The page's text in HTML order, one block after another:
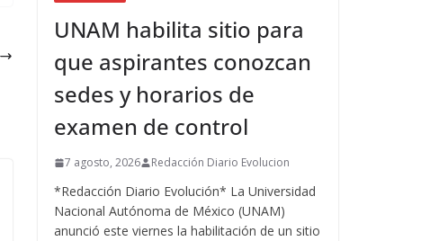
UNAM habilita sitio para
que aspirantes conozcan
sedes y horarios de
examen de control
7 agosto, 2026 Redacción Diario Evolucion
*Redacción Diario Evolución* La Universidad
Nacional Autónoma de México (UNAM)
anunció este viernes la habilitación de un sitio